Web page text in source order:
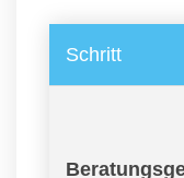
Schritt